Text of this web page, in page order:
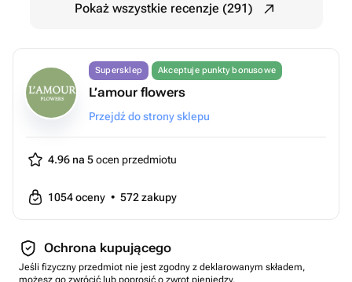
Pokaż wszystkie recenzje (291)
Supersklep Akceptuje punkty bonusowe
L’amour flowers
Przejdź do strony sklepu
4.96 na 5ocen przedmiotu
1054oceny • 572zakupy
Ochrona kupującego
Jeśli fizyczny przedmiot nie jest zgodny z deklarowanym składem,
możesz go zwrócić lub poprosić o zwrot pieniędzy.